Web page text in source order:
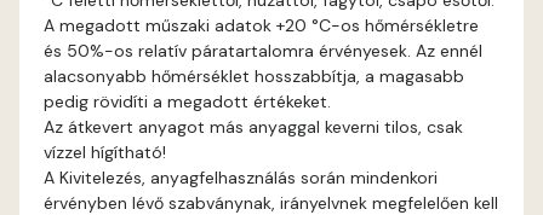
Heide C
Heide D
Heide E
A megadott műszaki adatok +20 °C-os hőmérsékletre
és 50%-os relatív páratartalomra érvényesek. Az ennél
alacsonyabb hőmérséklet hosszabbítja, a magasabb
pedig rövidíti a megadott értékeket.
Az átkevert anyagot más anyaggal keverni tilos, csak
vízzel hígítható!
A Kivitelezés, anyagfelhasználás során mindenkori
érvényben lévő szabványnak, irányelvnek megfelelően kell